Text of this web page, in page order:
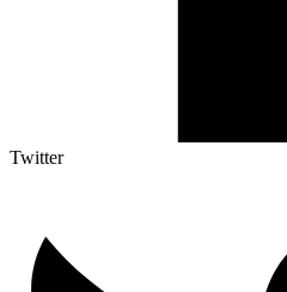
Twitter